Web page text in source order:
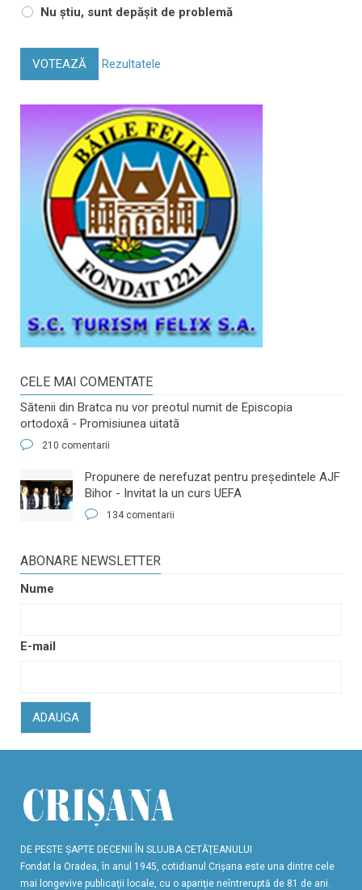
Nu știu, sunt depășit de problemă
VOTEAZĂ Rezultatele
CELE MAI COMENTATE
Sătenii din Bratca nu vor preotul numit de Episcopia
ortodoxă - Promisiunea uitată
210 comentarii
​Propunere de nerefuzat pentru preşedintele AJF
Bihor - Invitat la un curs UEFA
134 comentarii
ABONARE NEWSLETTER
Nume
E-mail
ADAUGA
DE PESTE ŞAPTE DECENII ÎN SLUJBA CETĂŢEANULUI
Fondat la Oradea, în anul 1945, cotidianul Crişana este una dintre cele
mai longevive publicaţii locale, cu o apariţie neîntreruptă de 81 de ani.